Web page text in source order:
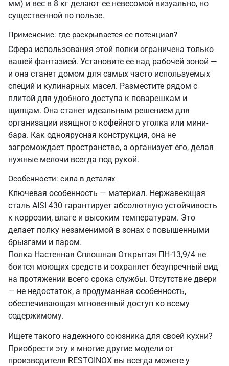
мм) и вес в 8 кг делают ее невесомой визуально, но
существенной по пользе.
Применение: где раскрывается ее потенциал?
Сфера использования этой полки ограничена только
вашей фантазией. Установите ее над рабочей зоной —
и она станет домом для самых часто используемых
специй и кулинарных масел. Разместите рядом с
плитой для удобного доступа к поварешкам и
щипцам. Она станет идеальным решением для
организации изящного кофейного уголка или мини-
бара. Как одноярусная конструкция, она не
загромождает пространство, а организует его, делая
нужные мелочи всегда под рукой.
Особенности: сила в деталях
Ключевая особенность — материал. Нержавеющая
сталь AISI 430 гарантирует абсолютную устойчивость
к коррозии, влаге и высоким температурам. Это
делает полку незаменимой в зонах с повышенными
брызгами и паром.
Полка Настенная Сплошная Открытая ПН-13,9/4 не
боится моющих средств и сохраняет безупречный вид
на протяжении всего срока службы. Отсутствие двери
— не недостаток, а продуманная особенность,
обеспечивающая мгновенный доступ ко всему
содержимому.
Ищете такого надежного союзника для своей кухни?
Приобрести эту и многие другие модели от
производителя RESTOINOX вы всегда можете у